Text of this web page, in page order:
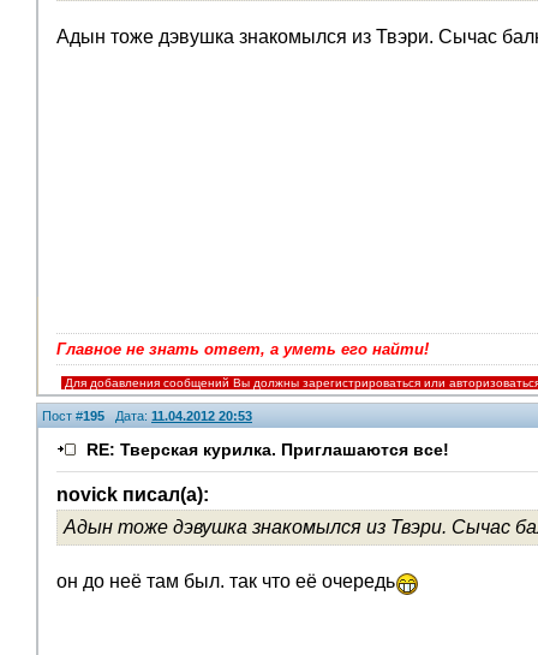
Адын тоже дэвушка знакомылся из Твэри. Сычас
Главное не знать ответ, а уметь его найти!
Для добавления сообщений Вы должны зарегистрироваться или
Пост #195 Дата: 11.04.2012 20:53
RE: Тверская курилка. Приглашаются все!
novick писал(а):
Адын тоже дэвушка знакомылся из Твэри. Сычас
он до неё там был. так что её очередь